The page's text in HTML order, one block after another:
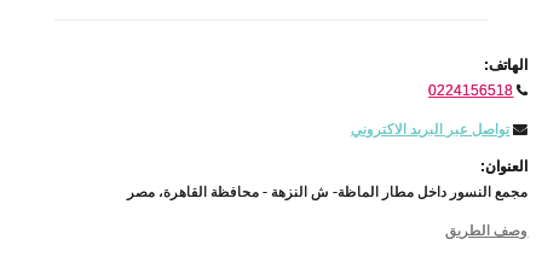
الهاتف:
0224156518
تواصل عبر البريد الاكتروني
العنوان:
مجمع النسور داخل مطار الماظة- ش النزهة - محافظة القاهرة، مصر
وصف الطريق